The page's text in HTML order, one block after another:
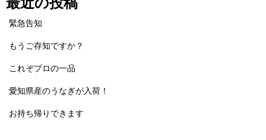
緊急告知
もうご存知ですか？
これぞプロの一品
愛知県産のうなぎが入荷！
お持ち帰りできます